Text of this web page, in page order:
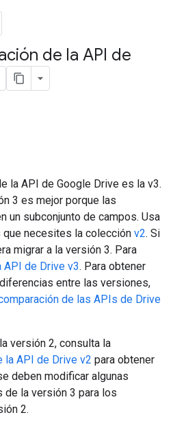
de la API de
la API de Google Drive es la v3.
3 es mejor porque las
un subconjunto de campos. Usa
que necesites la colección v2. Si
migrar a la versión 3. Para
API de Drive v3. Para obtener
entre las versiones,
de las APIs de Drive
versión 2, consulta la
la API de Drive v2 para obtener
deben modificar algunas
de la versión 3 para los
2.